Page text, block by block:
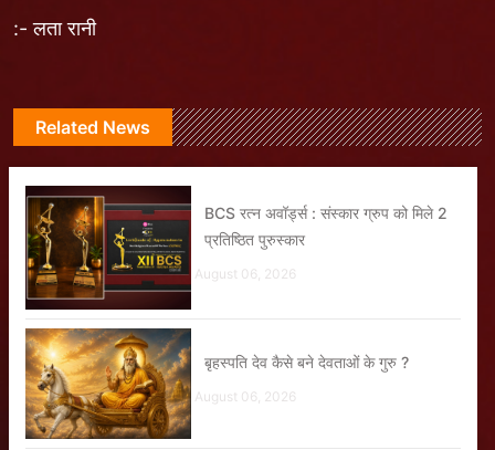
:- लता रानी
Related News
BCS रत्न अवॉर्ड्स : संस्कार ग्रुप को मिले 2
प्रतिष्ठित पुरुस्कार
August 06, 2026
बृहस्पति देव कैसे बने देवताओं के गुरु ?
August 06, 2026